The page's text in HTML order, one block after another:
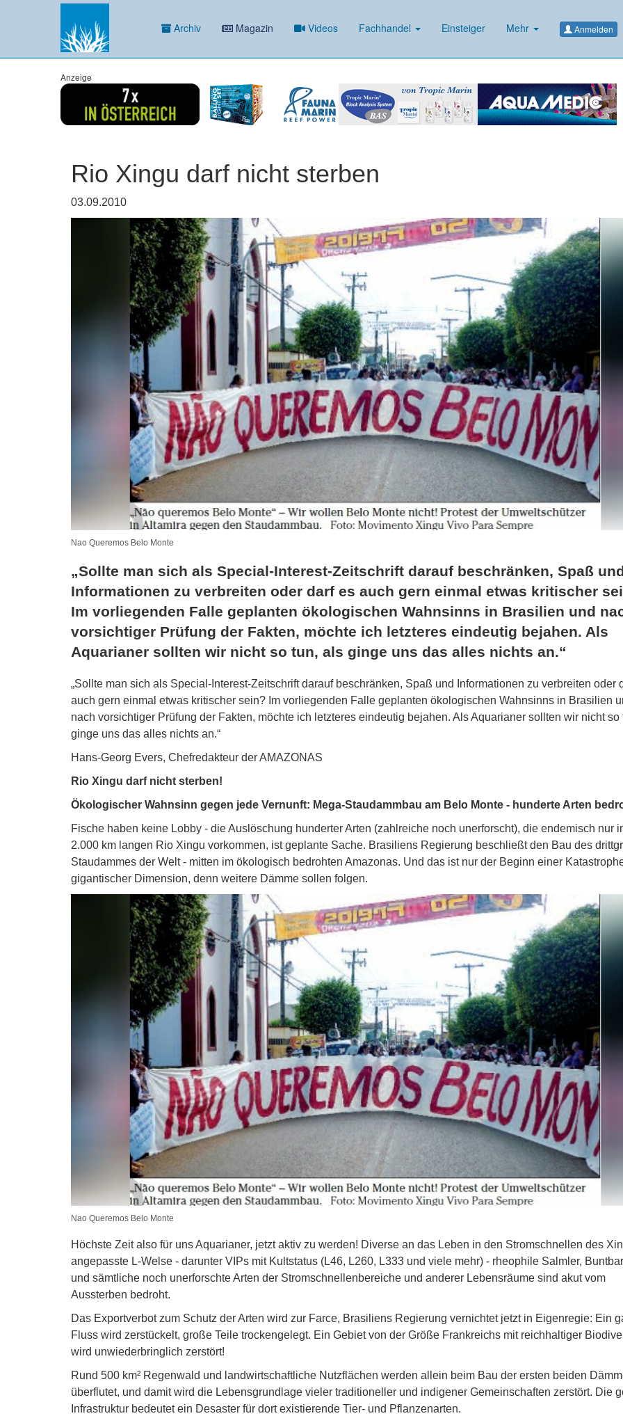
Archiv Magazin Videos Fachhandel Einsteiger Mehr Anmelden
Anzeige
Rio Xingu darf nicht sterben
03.09.2010
Nao Queremos Belo Monte
„Sollte man sich als Special-Interest-Zeitschrift darauf beschränken, Spaß
Informationen zu verbreiten oder darf es auch gern einmal etwas kritischer
Im vorliegenden Falle geplanten ökologischen Wahnsinns in Brasilien und
vorsichtiger Prüfung der Fakten, möchte ich letzteres eindeutig bejahen. Als
Aquarianer sollten wir nicht so tun, als ginge uns das alles nichts an.“
„Sollte man sich als Special-Interest-Zeitschrift darauf beschränken, Spaß und Informationen zu verbreiten oder
auch gern einmal etwas kritischer sein? Im vorliegenden Falle geplanten ökologischen Wahnsinns in Brasilien
nach vorsichtiger Prüfung der Fakten, möchte ich letzteres eindeutig bejahen. Als Aquarianer sollten wir nicht so
ginge uns das alles nichts an.“
Hans-Georg Evers, Chefredakteur der AMAZONAS
Rio Xingu darf nicht sterben!
Ökologischer Wahnsinn gegen jede Vernunft: Mega-Staudammbau am Belo Monte - hunderte Arten
Fische haben keine Lobby - die Auslöschung hunderter Arten (zahlreiche noch unerforscht), die endemisch nur
2.000 km langen Rio Xingu vorkommen, ist geplante Sache. Brasiliens Regierung beschließt den Bau des
Staudammes der Welt - mitten im ökologisch bedrohten Amazonas. Und das ist nur der Beginn einer
gigantischer Dimension, denn weitere Dämme sollen folgen.
Nao Queremos Belo Monte
Höchste Zeit also für uns Aquarianer, jetzt aktiv zu werden! Diverse an das Leben in den Stromschnellen des
angepasste L-Welse - darunter VIPs mit Kultstatus (L46, L260, L333 und viele mehr) - rheophile Salmler,
und sämtliche noch unerforschte Arten der Stromschnellenbereiche und anderer Lebensräume sind akut vom
Aussterben bedroht.
Das Exportverbot zum Schutz der Arten wird zur Farce, Brasiliens Regierung vernichtet jetzt in Eigenregie: Ein
Fluss wird zerstückelt, große Teile trockengelegt. Ein Gebiet von der Größe Frankreichs mit reichhaltiger
wird unwiederbringlich zerstört!
Rund 500 km² Regenwald und landwirtschaftliche Nutzflächen werden allein beim Bau der ersten beiden
überflutet, und damit wird die Lebensgrundlage vieler traditioneller und indigener Gemeinschaften zerstört. Die
Infrastruktur bedeutet ein Desaster für dort existierende Tier- und Pflanzenarten.